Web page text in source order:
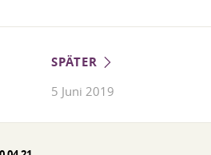
SPÄTER
5 Juni 2019